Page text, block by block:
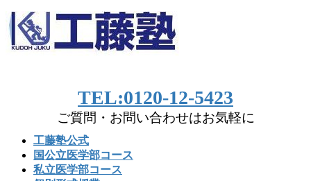
コ
ン
テ
ナ
ビ
ゲ
TEL:0120-12-5423
ご質問・お問い合わせはお気軽に
工藤塾公式
国公立医学部コース
私立医学部コース